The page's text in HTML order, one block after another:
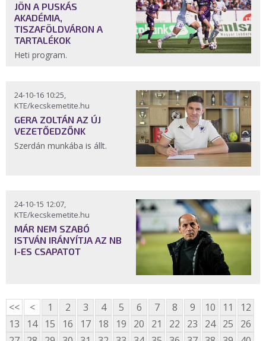
JÖN A PUSKÁS
AKADÉMIA,
TISZAFÖLDVÁRON A
TARTALÉKOK
Heti program.
24-10-16 10:25,
KTE/kecskemetite.hu
GERA ZOLTÁN AZ ÚJ
VEZETŐEDZŐNK
Szerdán munkába is állt.
24-10-15 12:07,
KTE/kecskemetite.hu
MÁR NEM SZABÓ
ISTVÁN IRÁNYÍTJA AZ NB
I-ES CSAPATOT
<< < 1 2 3 4 5 6 7 8 9 10 11
12
13
14 15 16 17 18 19 20 21 22 23 24 25
26